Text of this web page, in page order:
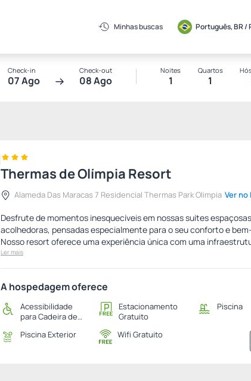
Minhas buscas Português, BR /
Check-in
07 Ago
Check-out
08 Ago
Noites
1
Quartos
1
Thermas de Olímpia Resort
Alameda Das Maracas 7 Residencial Thermas Park Olimpia Ver no
Desfrute de momentos inesquecíveis em nossas suítes
acolhedoras, pensadas especialmente para o seu conforto e
Nosso resort oferece uma experiência única com uma
Ler mais
A hospedagem oferece
Acessibilidade
para Cadeira de
Estacionamento
Gratuito
Piscina
Piscina Exterior Wifi Gratuito